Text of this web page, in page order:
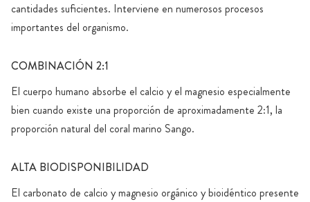
cantidades suficientes. Interviene en numerosos procesos
importantes del organismo.
COMBINACIÓN 2:1
El cuerpo humano absorbe el calcio y el magnesio especialmente
bien cuando existe una proporción de aproximadamente 2:1, la
proporción natural del coral marino Sango.
ALTA BIODISPONIBILIDAD
El carbonato de calcio y magnesio orgánico y bioidéntico presente